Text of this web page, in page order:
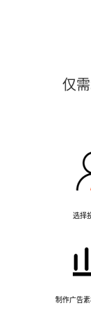
仅
选择
制作广告